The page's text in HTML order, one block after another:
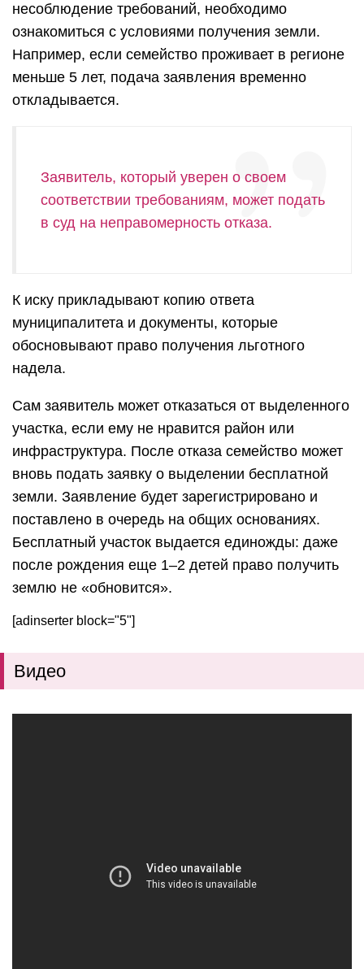
несоблюдение требований, необходимо
ознакомиться с условиями получения земли.
Например, если семейство проживает в регионе
меньше 5 лет, подача заявления временно
откладывается.
Заявитель, который уверен о своем
соответствии требованиям, может подать
в суд на неправомерность отказа.
К иску прикладывают копию ответа
муниципалитета и документы, которые
обосновывают право получения льготного
надела.
Сам заявитель может отказаться от выделенного
участка, если ему не нравится район или
инфраструктура. После отказа семейство может
вновь подать заявку о выделении бесплатной
земли. Заявление будет зарегистрировано и
поставлено в очередь на общих основаниях.
Бесплатный участок выдается единожды: даже
после рождения еще 1–2 детей право получить
землю не «обновится».
[adinserter block="5"]
Видео